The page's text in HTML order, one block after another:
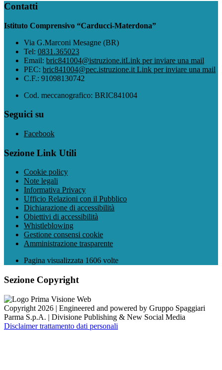
Contatti
Istituto Comprensivo “Carducci-Materdona”
Via G.Marconi Mesagne (BR)
Tel: 0831.365023
Email: bric841004@istruzione.itLink per inviare una mail
PEC: bric841004@pec.istruzione.it Link per inviare una mail
C.F.: 91098130742
Cod. meccanografico: BRIC841004
Seguici su
Facebook
Sezione Link Utili
Cookie policy
Note legali
Informativa Privacy
Ufficio Relazioni con il Pubblico
Dichiarazione di accessibilità
Obiettivi di accessibilità
Whistleblowing
Gestione consensi cookie
Amministrazione trasparente
Pagina visualizzata 1606 volte
Sezione Copyright
Copyright 2026 | Engineered and powered by Gruppo Spaggiari
Parma S.p.A. | Divisione Publishing & New Social Media
Disclaimer trattamento dati personali